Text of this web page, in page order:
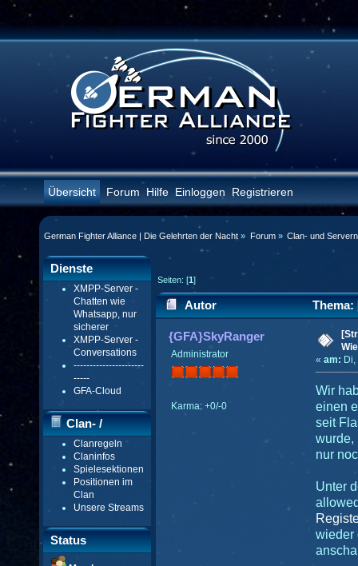
Übersicht Forum Hilfe Einloggen Registrieren
German Fighter Alliance | Die Gelehrten der Nacht » Forum» Clan- und
Dienste
XMPP-Server -
Chatten wie
Whatsapp, nur
sicherer
XMPP-Server -
Conversations
----------------------
-----
GFA-Cloud
Clan- /
Gildenmenü
Clanregeln
Claninfos
Spielesektionen
Positionen im
Clan
Unsere Streams
Status
Seiten: [1]
Autor
Thema:
(Gelesen 47337 mal)
{GFA}SkyRanger
Administrator
Karma: +0/-0
« am:
Wir
einen
seit
wurde,
nur
Unter
wieder